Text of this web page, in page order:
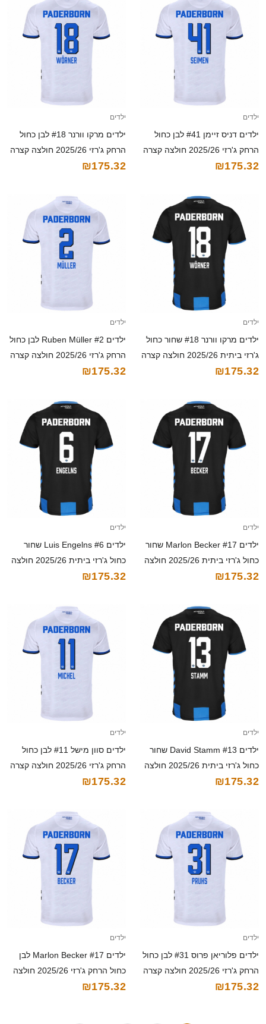
ילדים
ילדים דניס זיימן #41 לבן כחול
הרחק ג'רזי 2025/26 חולצה קצרה
₪175.32
ילדים
ילדים מרקו וורנר #18 לבן כחול
הרחק ג'רזי 2025/26 חולצה קצרה
₪175.32
ילדים
ילדים מרקו וורנר #18 שחור כחול
ג'רזי ביתית 2025/26 חולצה קצרה
₪175.32
ילדים
ילדים Ruben Müller #2 לבן כחול
הרחק ג'רזי 2025/26 חולצה קצרה
₪175.32
ילדים
ילדים Marlon Becker #17 שחור
כחול ג'רזי ביתית 2025/26 חולצה
קצרה
₪175.32
ילדים
ילדים Luis Engelns #6 שחור
כחול ג'רזי ביתית 2025/26 חולצה
קצרה
₪175.32
ילדים
ילדים David Stamm #13 שחור
כחול ג'רזי ביתית 2025/26 חולצה
קצרה
₪175.32
ילדים
ילדים סוון מישל #11 לבן כחול
הרחק ג'רזי 2025/26 חולצה קצרה
₪175.32
ילדים
ילדים פלוריאן פרוס #31 לבן כחול
הרחק ג'רזי 2025/26 חולצה קצרה
₪175.32
ילדים
ילדים Marlon Becker #17 לבן
כחול הרחק ג'רזי 2025/26 חולצה
קצרה
₪175.32